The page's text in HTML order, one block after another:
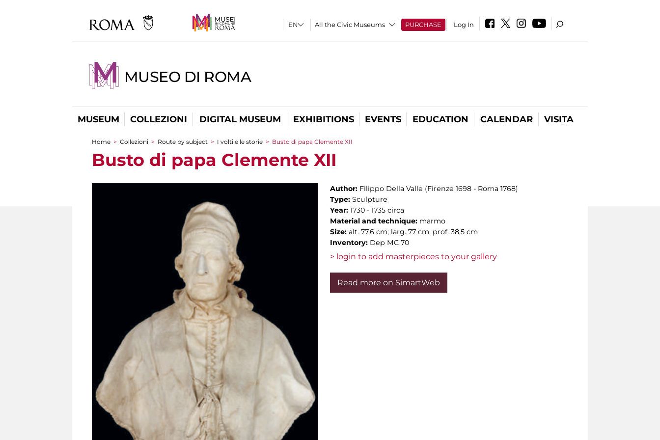
All the Civic Museums PURCHASE Log In
MUSEO DI ROMA
MUSEUM COLLEZIONI DIGITAL MUSEUM EXHIBITIONS EVENTS EDUCATION CALENDAR VISITA
You are here
Home > Collezioni > Route by subject > I volti e le storie > Busto di papa Clemente XII
Busto di papa Clemente XII
Author: Filippo Della Valle (Firenze 1698 - Roma 1768)
Type: Sculpture
Year: 1730 - 1735 circa
Material and technique: marmo
Size: alt. 77,6 cm; larg. 77 cm; prof. 38,5 cm
Inventory: Dep MC 70
> login to add masterpieces to your gallery
Read more on SimartWeb